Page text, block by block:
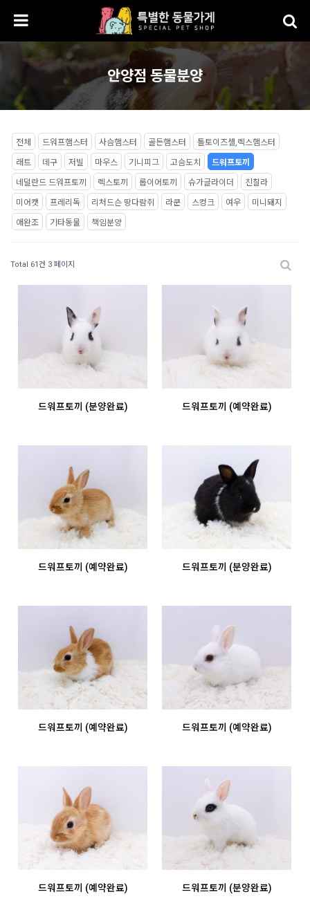
안양점 동물분양
전체 드워프햄스터 사슴햄스터 골든햄스터 톨토이즈셸,렉스햄스터
래트 데구 저빌 마우스 기니피그 고슴도치 드워프토끼
네덜란드 드워프토끼 렉스토끼 롭이어토끼 슈가글라이더 친칠라
미어캣 프레리독 리처드슨 땅다람쥐 라쿤 스컹크 여우 미니돼지
애완조 기타동물 책임분양
Total 61건 3 페이지
드워프토끼 (분양완료) 드워프토끼 (예약완료)
드워프토끼 (예약완료) 드워프토끼 (분양완료)
드워프토끼 (예약완료) 드워프토끼 (예약완료)
드워프토끼 (예약완료) 드워프토끼 (분양완료)